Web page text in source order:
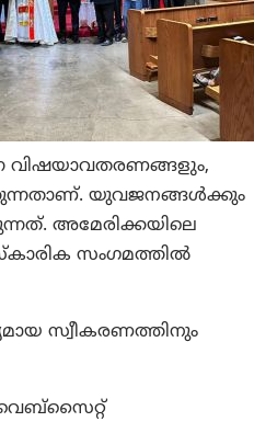
വിഷയാവതരണങ്ങളും,
യുവജനങ്ങൾക്കും
അമേരിക്കയിലെ
സംഗമത്തിൽ
സ്വീകരണത്തിനും